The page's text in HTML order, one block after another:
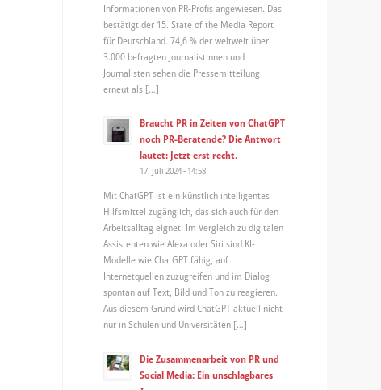
Informationen von PR-Profis angewiesen. Das
bestätigt der 15. State of the Media Report
für Deutschland. 74,6 % der weltweit über
3.000 befragten Journalistinnen und
Journalisten sehen die Pressemitteilung
erneut als […]
Braucht PR in Zeiten von ChatGPT
noch PR-Beratende? Die Antwort
lautet: Jetzt erst recht.
17. Juli 2024 - 14:58
Mit ChatGPT ist ein künstlich intelligentes
Hilfsmittel zugänglich, das sich auch für den
Arbeitsalltag eignet. Im Vergleich zu digitalen
Assistenten wie Alexa oder Siri sind KI-
Modelle wie ChatGPT fähig, auf
Internetquellen zuzugreifen und im Dialog
spontan auf Text, Bild und Ton zu reagieren.
Aus diesem Grund wird ChatGPT aktuell nicht
nur in Schulen und Universitäten […]
Die Zusammenarbeit von PR und
Social Media: Ein unschlagbares